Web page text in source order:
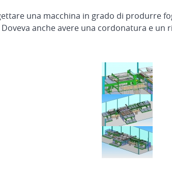
una macchina in grado di produrre
anche avere una cordonatura e